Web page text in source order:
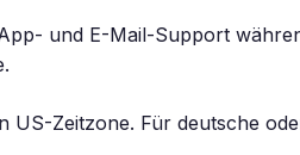
und E-Mail-Support
Zeitzone. Für deutsche